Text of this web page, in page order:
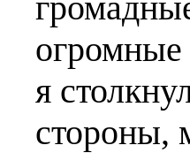
огромные
я
стороны,